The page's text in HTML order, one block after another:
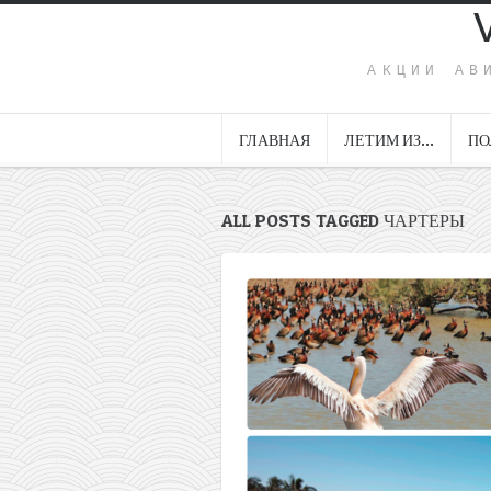
АКЦИИ
ГЛАВНАЯ ЛЕТИМ ИЗ…
ALL POSTS TAGGED ЧАРТЕРЫ